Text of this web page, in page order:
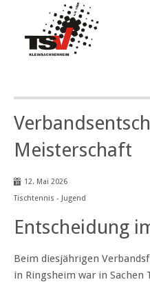
Meisterschaft
12. Mai 2026
Tischtennis - Jugend
Entscheidung
Beim diesjährigen
in Ringsheim war in